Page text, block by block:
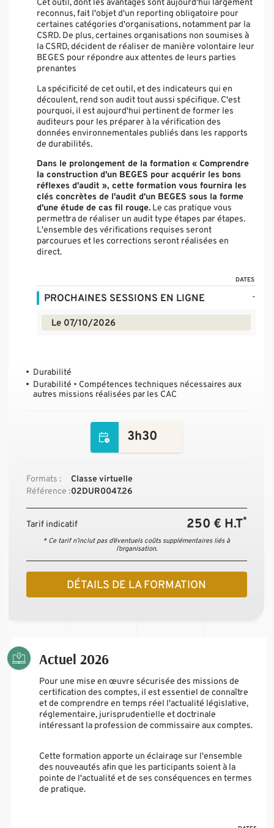
Cet outil, dont les avantages sont aujourd'hui largement
reconnus, fait l'objet d'un reporting obligatoire pour
certaines catégories d'organisations, notamment par la
CSRD. De plus, certaines organisations non soumises à
la CSRD, décident de réaliser de manière volontaire leur
BEGES pour répondre aux attentes de leurs parties
prenantes
La spécificité de cet outil, et des indicateurs qui en
découlent, rend son audit tout aussi spécifique. C'est
pourquoi, il est aujourd'hui pertinent de former les
auditeurs pour les préparer à la vérification des
données environnementales publiés dans les rapports
de durabilités.
Dans le prolongement de la formation « Comprendre
la construction d'un BEGES pour acquérir les bons
réflexes d'audit », cette formation vous fournira les
clés concrètes de l'audit d'un BEGES sous la forme
d'une étude de cas fil rouge. Le cas pratique vous
permettra de réaliser un audit type étapes par étapes.
L'ensemble des vérifications requises seront
parcourues et les corrections seront réalisées en
direct.
DATES
PROCHAINES SESSIONS EN LIGNE -
Le 07/10/2026
Durabilité
Durabilité • Compétences techniques nécessaires aux
autres missions réalisées par les CAC
3h30
Formats :
Classe virtuelle
Référence :02DUR0047.26
Tarif indicatif 250 € H.T*
* Ce tarif n’inclut pas d’éventuels coûts supplémentaires liés à
l’organisation.
DÉTAILS DE LA FORMATION
Actuel 2026
Pour une mise en œuvre sécurisée des missions de
certification des comptes, il est essentiel de connaître
et de comprendre en temps réel l'actualité législative,
réglementaire, jurisprudentielle et doctrinale
intéressant la profession de commissaire aux comptes.
Cette formation apporte un éclairage sur l'ensemble
des nouveautés afin que les participants soient à la
pointe de l'actualité et de ses conséquences en termes
de pratique.